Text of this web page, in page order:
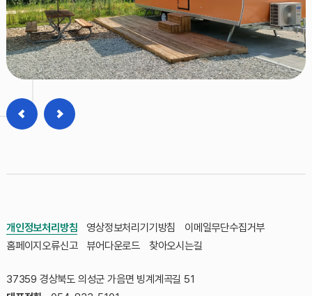
개인정보처리방침 영상정보처리기기방침
이메일무단수집거부
홈페이지오류신고
뷰어다운로드 찾아오시는길
37359 경상북도 의성군 가음면 빙계계곡길 51